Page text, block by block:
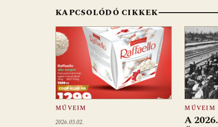
o
k
p
p
g
KAPCSOLÓDÓ CIKKEK
MŰVEIM
2026.03.02.
MŰVEIM
A